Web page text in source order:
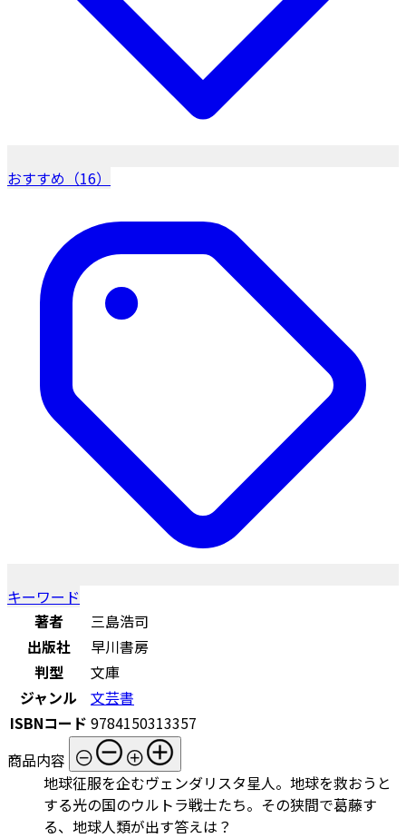
おすすめ（16）
キーワード
著者
三島浩司
出版社
早川書房
判型
文庫
ジャンル
文芸書
ISBNコード 9784150313357
商品内容
地球征服を企むヴェンダリスタ星人。地球を救おうと
する光の国のウルトラ戦士たち。その狭間で葛藤す
る、地球人類が出す答えは？